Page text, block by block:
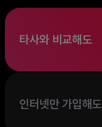
타사와 비교해도
인터넷만 가입해도